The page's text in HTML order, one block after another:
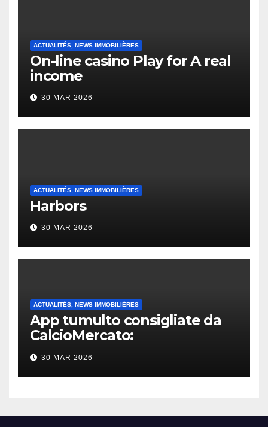
ACTUALITÉS, NEWS IMMOBILIÈRES
On-line casino Play for A real
income
30 MAR 2026
ACTUALITÉS, NEWS IMMOBILIÈRES
Harbors
30 MAR 2026
ACTUALITÉS, NEWS IMMOBILIÈRES
App tumulto consigliate da
CalcioMercato:
considerazione di gennaio
2026
30 MAR 2026